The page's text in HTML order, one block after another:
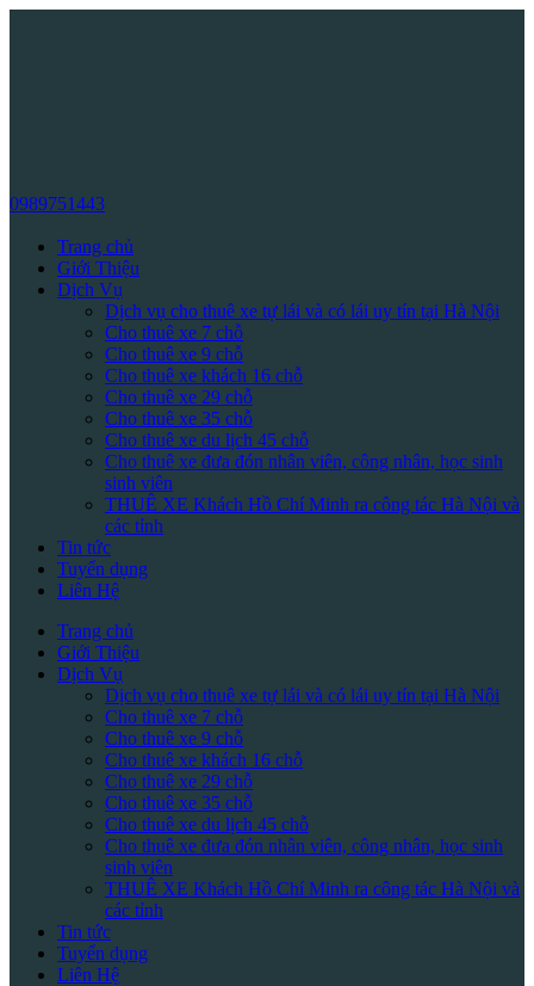
0989751443
Trang chủ
Giới Thiệu
Dịch Vụ
Dịch vụ cho thuê xe tự lái và có lái uy tín tại Hà Nội
Cho thuê xe 7 chỗ
Cho thuê xe 9 chỗ
Cho thuê xe khách 16 chỗ
Cho thuê xe 29 chỗ
Cho thuê xe 35 chỗ
Cho thuê xe du lịch 45 chỗ
Cho thuê xe đưa đón nhân viên, công nhân, học sinh
sinh viên
THUÊ XE Khách Hồ Chí Minh ra công tác Hà Nội và
các tỉnh
Tin tức
Tuyển dụng
Liên Hệ
Trang chủ
Giới Thiệu
Dịch Vụ
Dịch vụ cho thuê xe tự lái và có lái uy tín tại Hà Nội
Cho thuê xe 7 chỗ
Cho thuê xe 9 chỗ
Cho thuê xe khách 16 chỗ
Cho thuê xe 29 chỗ
Cho thuê xe 35 chỗ
Cho thuê xe du lịch 45 chỗ
Cho thuê xe đưa đón nhân viên, công nhân, học sinh
sinh viên
THUÊ XE Khách Hồ Chí Minh ra công tác Hà Nội và
các tỉnh
Tin tức
Tuyển dụng
Liên Hệ